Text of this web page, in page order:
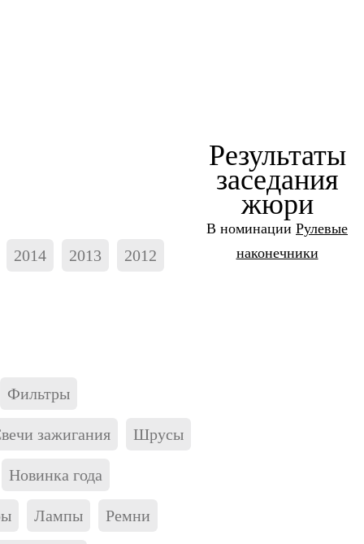
2014 2013 2012
Фильтры
зажигания Шрусы
Новинка года
Лампы Ремни
Результаты
заседания
жюри
В номинации Рулевые
наконечники